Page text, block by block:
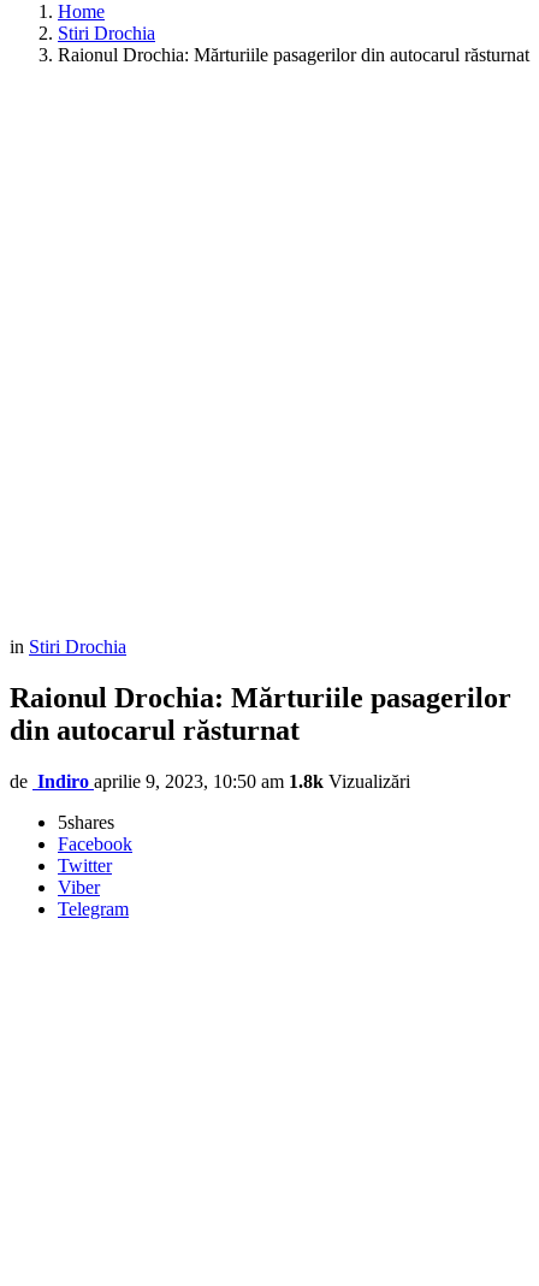
Home
Stiri Drochia
Raionul Drochia: Mărturiile pasagerilor din autocarul răsturnat
in Stiri Drochia
Raionul Drochia: Mărturiile pasagerilor
din autocarul răsturnat
de Indiro aprilie 9, 2023, 10:50 am 1.8k Vizualizări
5shares
Facebook
Twitter
Viber
Telegram